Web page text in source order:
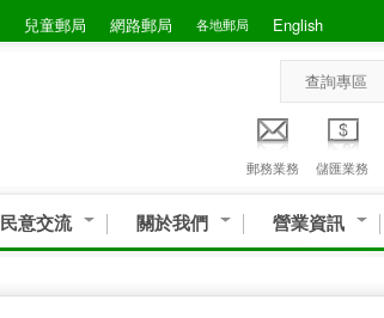
兒童郵局 網路郵局 各地郵局 English
查詢專區
郵務業務 儲匯業務
民意交流 關於我們 營業資訊